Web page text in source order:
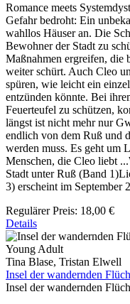
Romance meets
Gefahr bedroht: Ein
wahllos Häuser an. Die
Bewohner der Stadt zu
Maßnahmen ergreifen, die
weiter schürt. Auch Cleo
spüren, wie leicht ein
entzünden könnte. Bei
Feuerteufel zu schützen,
längst ist nicht mehr nur
endlich von dem Ruß und
werden muss. Es geht um
Menschen, die Cleo liebt
Stadt unter Ruß (Band
3) erscheint im September
Regulärer Preis: 18,00 €
Details
Young Adult
Tina Blase, Tristan Elwell
Insel der wandernden
Insel der wandernden